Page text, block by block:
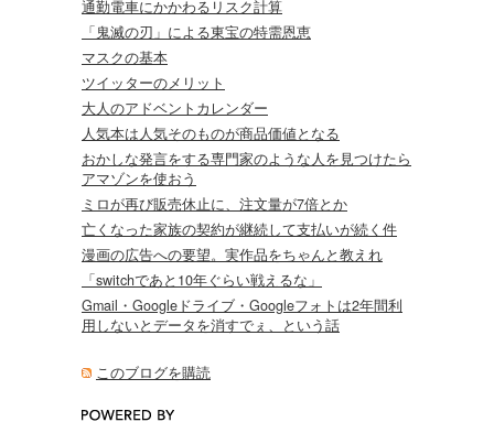
通勤電車にかかわるリスク計算
「鬼滅の刃」による東宝の特需恩恵
マスクの基本
ツイッターのメリット
大人のアドベントカレンダー
人気本は人気そのものが商品価値となる
おかしな発言をする専門家のような人を見つけたら
アマゾンを使おう
ミロが再び販売休止に、注文量が7倍とか
亡くなった家族の契約が継続して支払いが続く件
漫画の広告への要望。実作品をちゃんと教えれ
「switchであと10年ぐらい戦えるな」
Gmail・Googleドライブ・Googleフォトは2年間利
用しないとデータを消すでぇ、という話
このブログを購読